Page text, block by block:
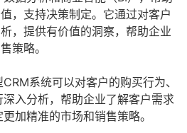
，支持决策制定。它通过对客户
，提供有价值的洞察，帮助企业
策略。
CRM系统可以对客户的购买行为、
入分析，帮助企业了解客户需求
加精准的市场和销售策略。